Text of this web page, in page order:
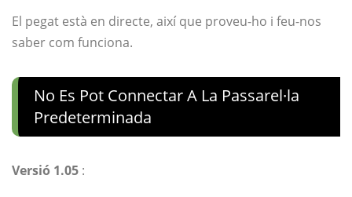
El pegat està en directe, així que proveu-ho i feu-nos
saber com funciona.
No Es Pot Connectar A La Passarel·la
Predeterminada
Versió 1.05 :